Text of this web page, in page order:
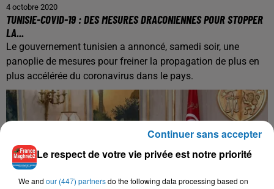
4 octobre 2020
TUNISIE-COVID-19 : DES MESURES DRACONIENNES POUR STOPPER
LA...
Le gouvernement tunisien a annoncé, samedi soir, une
panoplie de mesures pour freiner la propagation de plus en
plus accélérée du coronavirus dans le pays.
Le respect de votre vie privée est notre priorité
We and our (447) partnersdo the following data processing based on
Continuer sans accepter